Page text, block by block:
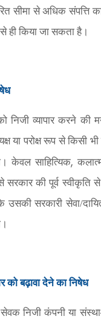
सीमा से अधिक
से ही किया जा सकता है।
निजी व्यापार करने की
या परोक्ष रूप से किसी भी
केवल साहित्यिक,
की पूर्व स्वीकृति से
सरकारी सेवा/
को बढ़ावा देने का निषेध
निजी कंपनी या